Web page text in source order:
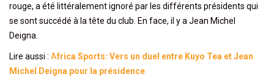
rouge, a été littéralement ignoré par les différents présidents qui
se sont succédé à la tête du club. En face, il y a Jean Michel
Deigna.
Lire aussi : Africa Sports: Vers un duel entre Kuyo Tea et Jean
Michel Deigna pour la présidence